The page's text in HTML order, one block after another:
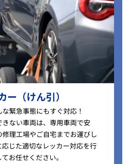
ー（けん引）
緊急事態にもすぐ対応！
ない車両は、専用車両で安
理工場やご自宅までお運びし
じた適切なレッカー対応を行
お任せください。